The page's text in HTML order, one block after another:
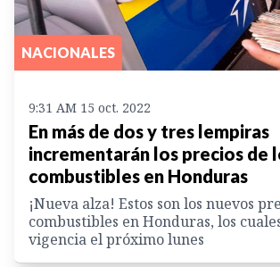
NACIONALES
9:31 AM 15 oct. 2022
En más de dos y tres lempiras
incrementarán los precios de
combustibles en Honduras
¡Nueva alza! Estos son los nuevos
combustibles en Honduras, los
vigencia el próximo lunes